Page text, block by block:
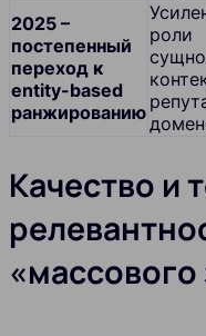
2025 –
постепенный
переход к
entity-based
ранжированию
роли
Качество и
«массового